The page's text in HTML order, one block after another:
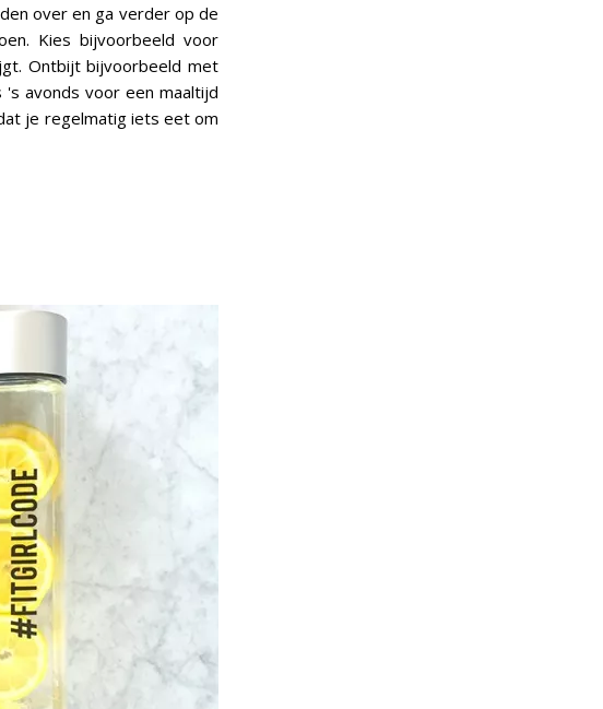
over en ga verder op de
Kies bijvoorbeeld voor
Ontbijt bijvoorbeeld met
's avonds voor een maaltijd
je regelmatig iets eet om